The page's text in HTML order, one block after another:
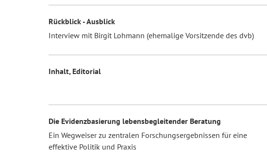
Rückblick - Ausblick
Interview mit Birgit Lohmann (ehemalige Vorsitzende des dvb)
Inhalt, Editorial
Die Evidenzbasierung lebensbegleitender Beratung
Ein Wegweiser zu zentralen Forschungsergebnissen für eine
effektive Politik und Praxis